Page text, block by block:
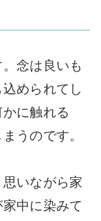
念は良いも
められてし
に触れる
うのです。
思いながら家
中に染みて